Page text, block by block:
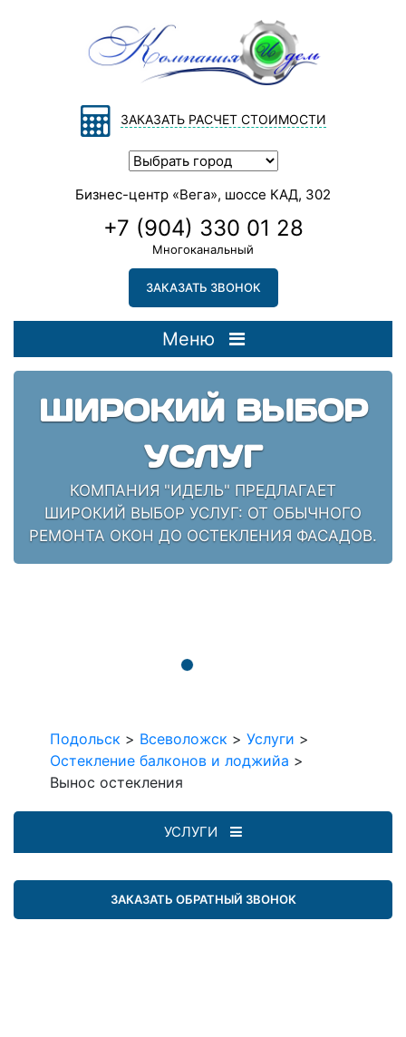
ЗАКАЗАТЬ РАСЧЕТ СТОИМОСТИ
Бизнес-центр «Вега», шоссе КАД, 302
+7 (904) 330 01 28
Многоканальный
ЗАКАЗАТЬ ЗВОНОК
Меню
ШИРОКИЙ ВЫБОР
УСЛУГ
КОМПАНИЯ "ИДЕЛЬ" ПРЕДЛАГАЕТ
ШИРОКИЙ ВЫБОР УСЛУГ: ОТ ОБЫЧНОГО
РЕМОНТА ОКОН ДО ОСТЕКЛЕНИЯ ФАСАДОВ.
Подольск > Всеволожск > Услуги >
Остекление балконов и лоджийа >
Вынос остекления
УСЛУГИ
ЗАКАЗАТЬ ОБРАТНЫЙ ЗВОНОК